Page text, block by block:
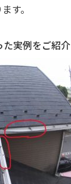
す。
実例をご紹介